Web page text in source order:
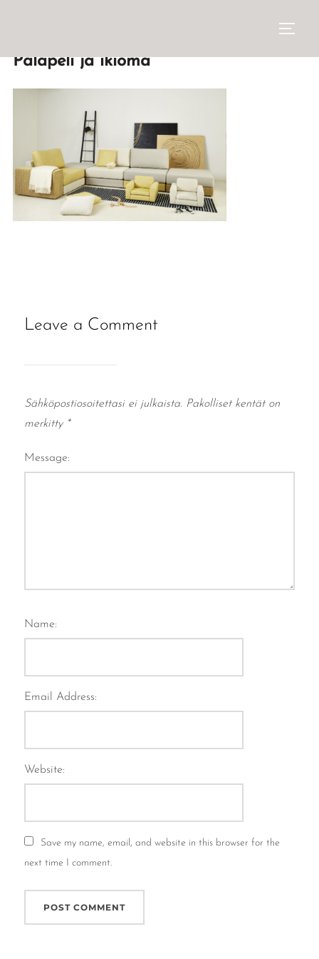
Palapeli ja ikioma
Leave a Comment
Sähköpostiosoitettasi ei julkaista. Pakolliset kentät on
merkitty *
Message:
Name:
Email Address:
Website:
Save my name, email, and website in this browser for the
next time I comment.